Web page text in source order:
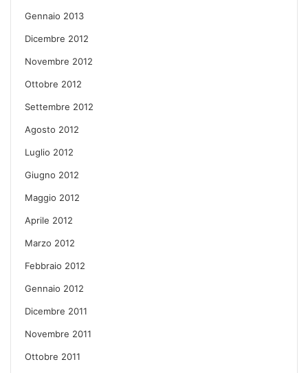
Gennaio 2013
Dicembre 2012
Novembre 2012
Ottobre 2012
Settembre 2012
Agosto 2012
Luglio 2012
Giugno 2012
Maggio 2012
Aprile 2012
Marzo 2012
Febbraio 2012
Gennaio 2012
Dicembre 2011
Novembre 2011
Ottobre 2011